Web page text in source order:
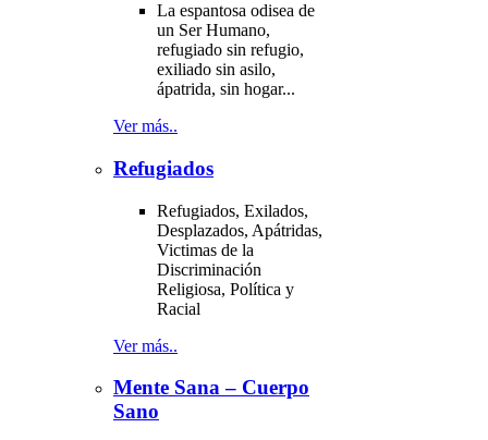
La espantosa odisea de
un Ser Humano,
refugiado sin refugio,
exiliado sin asilo,
ápatrida, sin hogar...
Ver más..
Refugiados
Refugiados, Exilados,
Desplazados, Apátridas,
Victimas de la
Discriminación
Religiosa, Política y
Racial
Ver más..
Mente Sana – Cuerpo
Sano